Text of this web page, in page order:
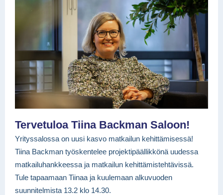
Tervetuloa Tiina Backman Saloon!
Yrityssalossa on uusi kasvo matkailun kehittämisessä!
Tiina Backman työskentelee projektipäällikkönä uudessa
matkailuhankkeessa ja matkailun kehittämistehtävissä.
Tule tapaamaan Tiinaa ja kuulemaan alkuvuoden
suunnitelmista 13.2 klo 14.30.